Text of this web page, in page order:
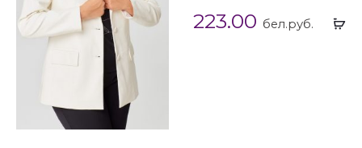
223.00 бел.руб.